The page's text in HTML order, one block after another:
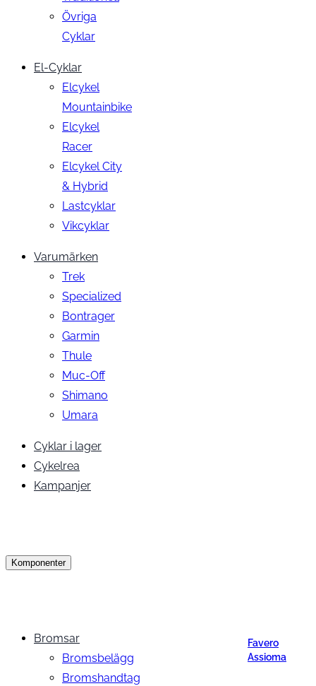
Övriga
Cyklar
El-Cyklar
Elcykel
Mountainbike
Elcykel
Racer
Elcykel City
& Hybrid
Lastcyklar
Vikcyklar
Varumärken
Trek
Specialized
Bontrager
Garmin
Thule
Muc-Off
Shimano
Umara
Cyklar i lager
Cykelrea
Kampanjer
Komponenter
Bromsar
Bromsbelägg
Bromshandtag
Favero
Assioma